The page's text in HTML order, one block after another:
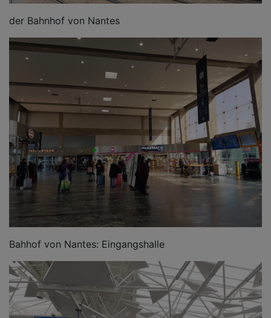
der Bahnhof von Nantes
Bahhof von Nantes: Eingangshalle